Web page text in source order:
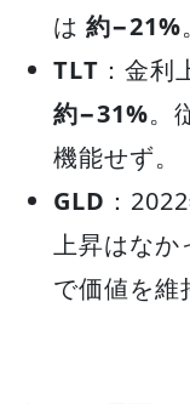
は 約−21%。
TLT ：金
約−31%。
機能せず。
GLD ：
上昇はなか
で価値を維